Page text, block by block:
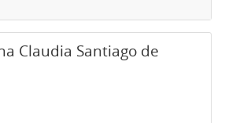
Claudia Santiago de